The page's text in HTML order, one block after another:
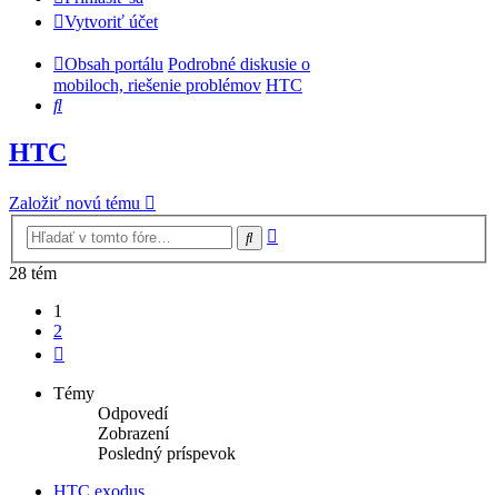
Vytvoriť účet
Obsah portálu Podrobné diskusie o
mobiloch, riešenie problémov HTC
Hľadať
HTC
Založiť novú tému
Hľadať
28 tém
1
2
Témy
Odpovedí
Zobrazení
Posledný príspevok
HTC exodus